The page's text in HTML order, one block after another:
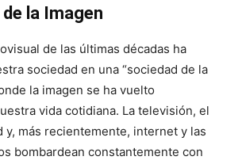
la Imagen
de las últimas décadas ha
sociedad en una “sociedad de la
la imagen se ha vuelto
vida cotidiana. La televisión, el
y, más recientemente, internet y las
bombardean constantemente con